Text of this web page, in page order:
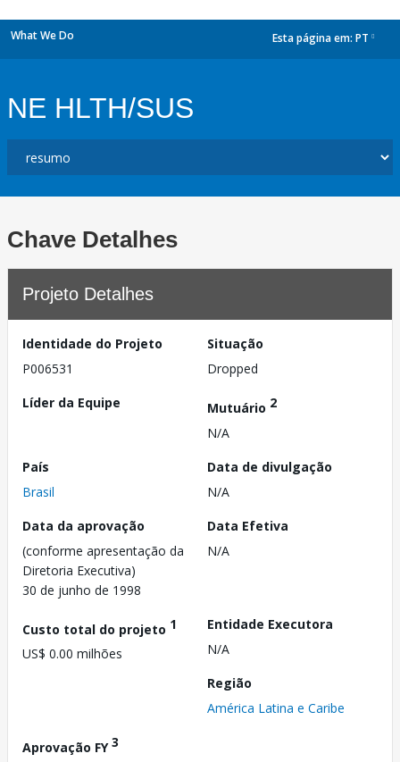
What We Do Esta página em: PT
NE HLTH/SUS
Chave Detalhes
Projeto Detalhes
Identidade do Projeto
P006531
Situação
Dropped
Líder da Equipe
Mutuário 2
N/A
País
Brasil
Data de divulgação
N/A
Data da aprovação
(conforme apresentação da
Diretoria Executiva)
30 de junho de 1998
Data Efetiva
N/A
Custo total do projeto 1
US$ 0.00 milhões
Entidade Executora
N/A
Região
América Latina e Caribe
Aprovação FY3